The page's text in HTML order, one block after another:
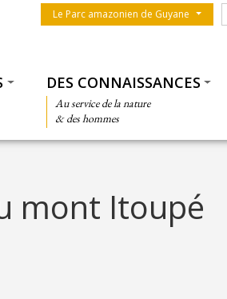
Menu du parc
Le Parc amazonien de Guyane
DES CONNAISSANCES
Au service de la nature
& des hommes
mont Itoupé